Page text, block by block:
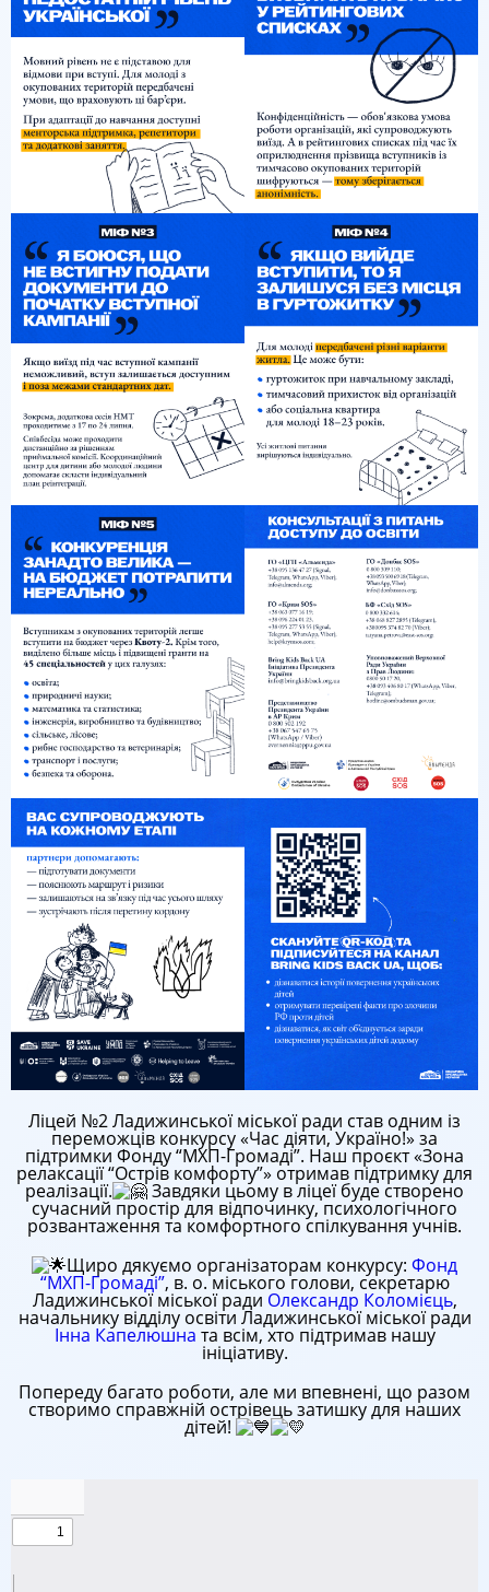
Ліцей №2 Ладижинської міської ради став одним із
переможців конкурсу «Час діяти, Україно!» за
підтримки Фонду “МХП-Громаді”. Наш проєкт «Зона
релаксації “Острів комфорту”» отримав підтримку для
реалізації. Завдяки цьому в ліцеї буде створено
сучасний простір для відпочинку, психологічного
розвантаження та комфортного спілкування учнів.
Щиро дякуємо організаторам конкурсу: Фонд
“МХП-Громаді”, в. о. міського голови, секретарю
Ладижинської міської ради Олександр Коломієць,
начальнику відділу освіти Ладижинської міської ради
Інна Капелюшна та всім, хто підтримав нашу
ініціативу.
Попереду багато роботи, але ми впевнені, що разом
створимо справжній острівець затишку для наших
дітей!